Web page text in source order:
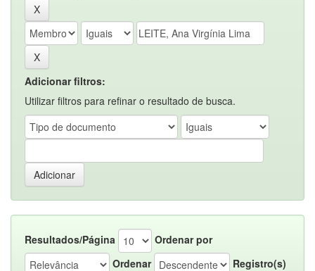
Adicionar filtros:
Utilizar filtros para refinar o resultado de busca.
Resultados/Página
Ordenar por
Ordenar
Registro(s)